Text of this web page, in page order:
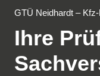
GTÜ Neidhardt –
Ihre